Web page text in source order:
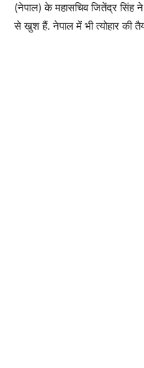
(नेपाल) के महासचिव जितेंद्र सिंह ने
से खुश हैं. नेपाल में भी त्योहार की